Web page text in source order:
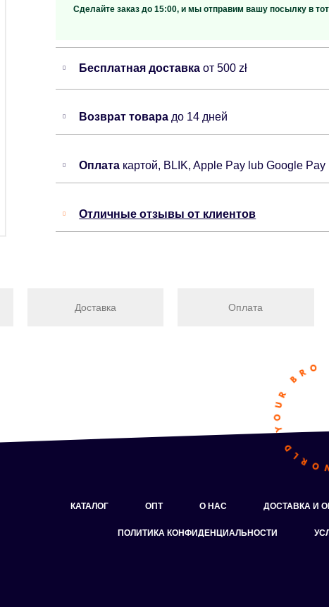
Сделайте заказ до 15:00, и мы отправим вашу посылку в
Бесплатная доставкаот 500 zł
Возврат товарадо 14 дней
Оплата картой, BLIK, Apple Pay lub Google Pay
Отличные отзывы от клиентов
Доставка Оплата
КАТАЛОГ ОПТ О НАС ДОСТАВКА И
ПОЛИТИКА КОНФИДЕНЦИАЛЬНОСТИ